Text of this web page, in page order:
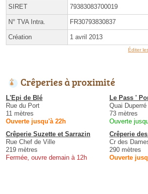
SIRET 79383083700019
N° TVA Intra. FR30793830837
Création 1 avril 2013
Éditer
Crêperies à proximité
L'Epi de Blé
Rue du Port
11 mètres
Ouverte jusqu'à 22h
Le Pass '
Quai Duperré
73 mètres
Ouverte
Crêperie Suzette et Sarrazin
Rue Chef de Ville
219 mètres
Fermée, ouvre demain à 12h
Crêperie
Cr des
290 mètres
Ouverte